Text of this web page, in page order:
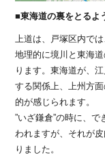
■東海道の裏をとるよ
上道は、戸塚区内で
地理的に境川と東海
ります。東海道が、
する関係上、上州方
的が感じられます。
”いざ鎌倉”の時に、
われますが、それが
りました。